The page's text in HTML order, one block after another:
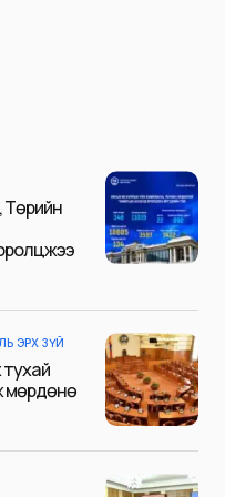
*гэж
Төрийн
ЭРХ ЗҮЙ
тухай
мөрдөнө